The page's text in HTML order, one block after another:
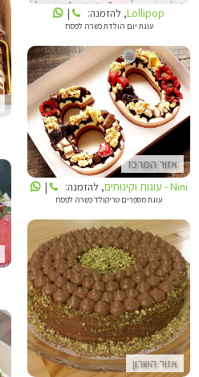
Lollipop, להזמנה: |
עוגת יום הולדת כשרה לפסח
אזור המרכז
NINI - עוגות וקינוחים
Nini - עוגות וקינוחים , להזמנה: |
עוגת מספרים טריקולד כשרה לפסח
אזור השרון
SALLY CAKE